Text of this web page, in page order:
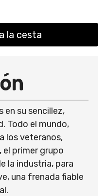
la cesta
en su sencillez,
Todo el mundo,
los veteranos,
el primer grupo
la industria, para
una frenada fiable